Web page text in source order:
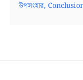
উপসংহার,